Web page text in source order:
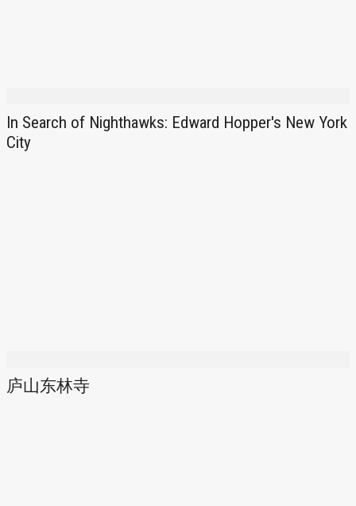
In Search of Nighthawks: Edward Hopper's New York
City
庐山东林寺